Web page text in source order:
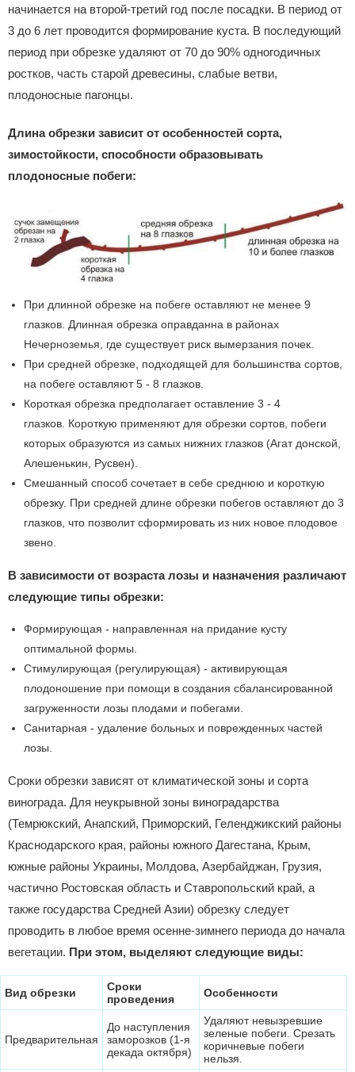
начинается на второй-третий год после посадки. В период от
3 до 6 лет проводится формирование куста. В последующий
период при обрезке удаляют от 70 до 90% одногодичных
ростков, часть старой древесины, слабые ветви,
плодоносные пагонцы.
Длина обрезки зависит от особенностей сорта,
зимостойкости, способности образовывать
плодоносные побеги:
При длинной обрезке на побеге оставляют не менее 9
глазков. Длинная обрезка оправданна в районах
Нечерноземья, где существует риск вымерзания почек.
При средней обрезке, подходящей для большинства сортов,
на побеге оставляют 5 - 8 глазков.
Короткая обрезка предполагает оставление 3 - 4
глазков. Короткую применяют для обрезки сортов, побеги
которых образуются из самых нижних глазков (Агат донской,
Алешенькин, Русвен).
Смешанный способ сочетает в себе среднюю и короткую
обрезку. При средней длине обрезки побегов оставляют до 3
глазков, что позволит сформировать из них новое плодовое
звено.
В зависимости от возраста лозы и назначения различают
следующие типы обрезки:
Формирующая - направленная на придание кусту
оптимальной формы.
Стимулирующая (регулирующая) - активирующая
плодоношение при помощи в создания сбалансированной
загруженности лозы плодами и побегами.
Санитарная - удаление больных и поврежденных частей
лозы.
Сроки обрезки зависят от климатической зоны и сорта
винограда. Для неукрывной зоны виноградарства
(Темрюкский, Анапский, Приморский, Геленджикский районы
Краснодарского края, районы южного Дагестана, Крым,
южные районы Украины, Молдова, Азербайджан, Грузия,
частично Ростовская область и Ставропольский край, а
также государства Средней Азии) обрезку следует
проводить в любое время осенне-зимнего периода до начала
вегетации. При этом, выделяют следующие виды:
Вид обрезки
Сроки
проведения
Особенности
Предварительная
До наступления
заморозков (1-я
декада октября)
Удаляют невызревшие
зеленые побеги. Срезать
коричневые побеги
нельзя.